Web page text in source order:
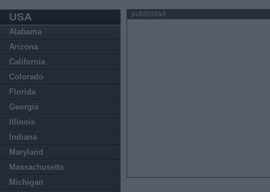
USA
Alabama
Arizona
California
Colorado
Florida
Georgia
Illinois
Indiana
Maryland
Massachusetts
Michigan
publicidad